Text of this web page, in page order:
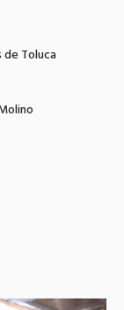
de Toluca